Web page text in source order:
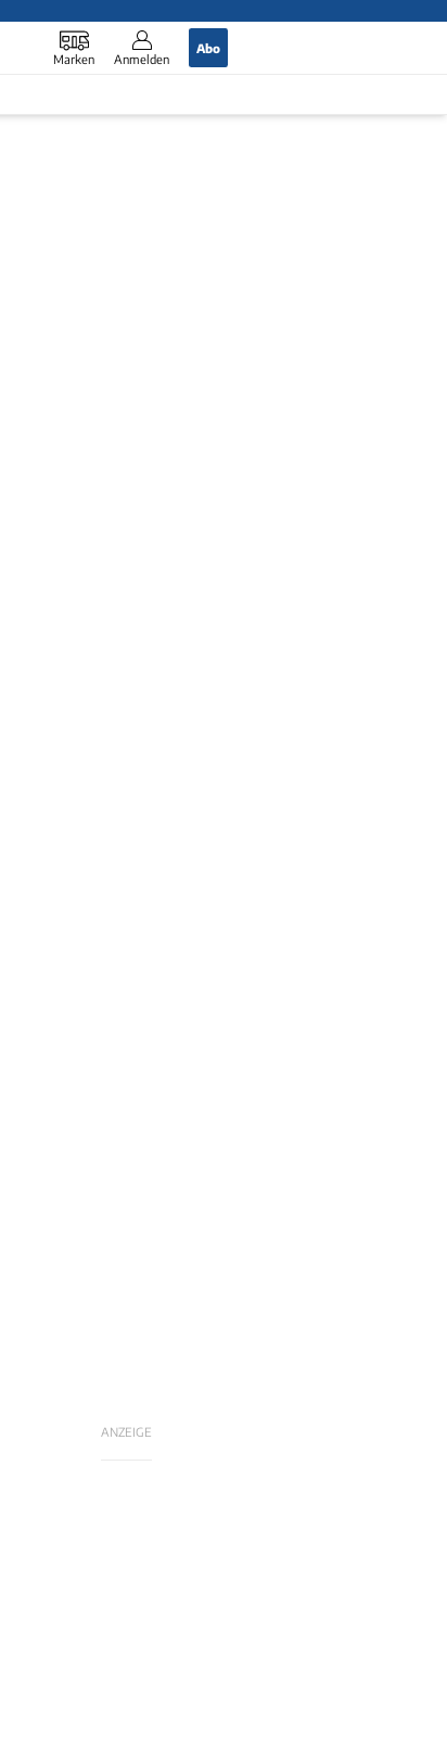
Marken Anmelden
Abo
ANZEIGE